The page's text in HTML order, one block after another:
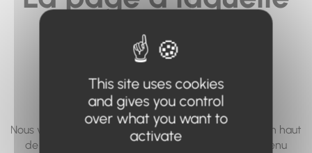
vous cherchez à
accéder n'existe
pas... ou plus.
Nous vous invitons à utiliser le moteur de recherche en haut
de page, ou à utiliser le menu pour trouver le contenu
This site uses cookies
and gives you control
over what you want to
activate